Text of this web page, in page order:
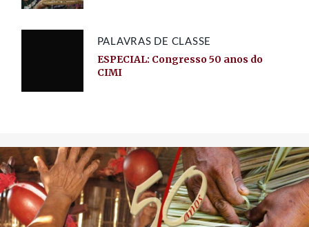
PALAVRAS DE CLASSE
ESPECIAL: Congresso 50 anos do
CIMI